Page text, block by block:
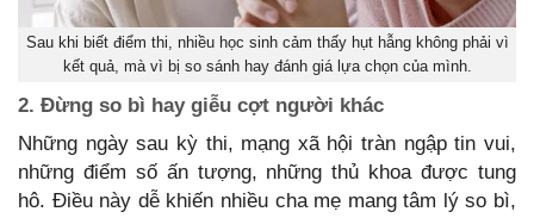
Sau khi biết điểm thi, nhiều học sinh cảm thấy hụt hẫng không phải vì
kết quả, mà vì bị so sánh hay đánh giá lựa chọn của mình.
2. Đừng so bì hay giễu cợt người khác
Những ngày sau kỳ thi, mạng xã hội tràn ngập tin vui,
những điểm số ấn tượng, những thủ khoa được tung
hô. Điều này dễ khiến nhiều cha mẹ mang tâm lý so bì,